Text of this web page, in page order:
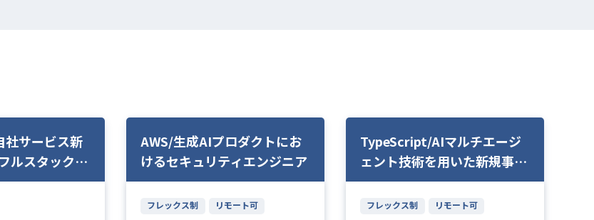
サービス新
ルスタックエ
AWS/生成AIプロダクトにお
けるセキュリティエンジニア
フレックス制 リモート可
TypeScript/AIマルチエージ
ェント技術を用いた新規事業
開発のリードエンジニア
フレックス制 リモート可